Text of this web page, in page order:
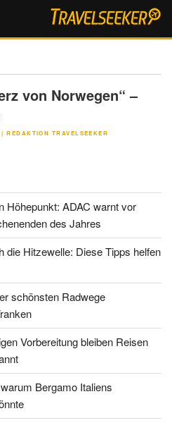
von Norwegen“ –
|REDAKTION TRAVELSEEKER
Höhepunkt: ADAC warnt vor
des Jahres
die Hitzewelle: Diese Tipps helfen
schönsten Radwege
Vorbereitung bleiben Reisen
Bergamo Italiens